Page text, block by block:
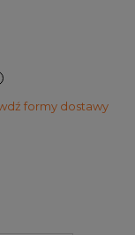
formy dostawy